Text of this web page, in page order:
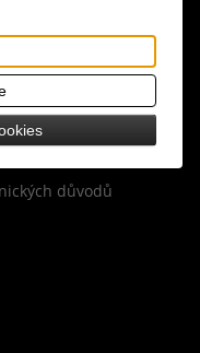
punčocháče,
postavy 152-170
důvodů